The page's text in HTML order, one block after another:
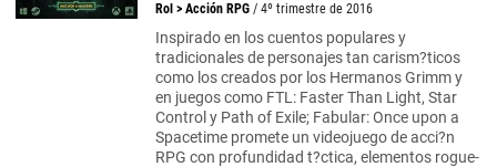
Rol > Acción RPG / 4º trimestre de 2016
Inspirado en los cuentos populares y
tradicionales de personajes tan carism?ticos
como los creados por los Hermanos Grimm y
en juegos como FTL: Faster Than Light, Star
Control y Path of Exile; Fabular: Once upon a
Spacetime promete un videojuego de acci?n
RPG con profundidad t?ctica, elementos rogue-